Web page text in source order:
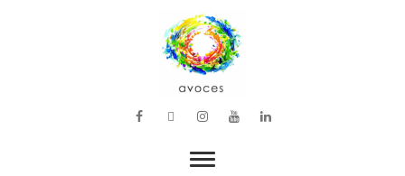
avoces